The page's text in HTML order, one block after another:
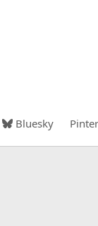
Bluesky